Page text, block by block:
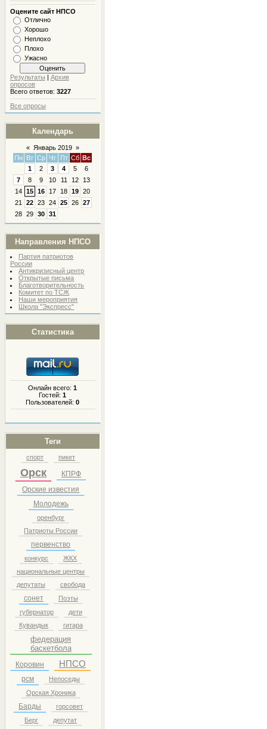
Оцените сайт НПСО
Отлично
Хорошо
Неплохо
Плохо
Ужасно
Результаты
Архив
опросов
Всего ответов: 3227
Все опросы
Календарь
« Январь 2019 »
Пн Вт Ср Чт Пт Сб Вс
1
2 3 4 5
6
7
8 9 10 11 12
13
14 15 16 17 18 19 20
21
22 23 24 25 26 27
28 29 30 31
Направления НПСО
Партия патриотов
России
Антикризисный центр
Открытые письма
Благотворительность
Комитет по ТСЖ
Наши мероприятия
Школа "Экспресс"
Статистика
Онлайн всего:1
Гостей:1
Пользователей:0
Теги
спорт пикет
Орск
КПРФ
Орские известия
Молодежь
оренбург
Патриоты России
первенство
конкурс
ЖКХ
национальные центры
депутаты
свобода
сонет
Поэты
губернатор
дети
Кувандык
гитара
федерация
баскетбола
Коровин НПСО
рсм
Непоседы
Орская Хроника
Барды
горсовет
Берг
депутат